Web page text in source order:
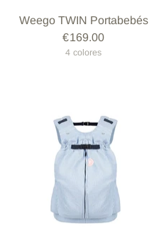
Weego TWIN Portabebés
€169.00
4 colores